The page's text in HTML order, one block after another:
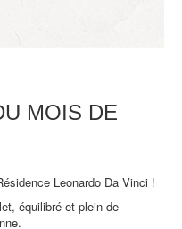
MOIS DE
Leonardo Da Vinci !
équilibré et plein de